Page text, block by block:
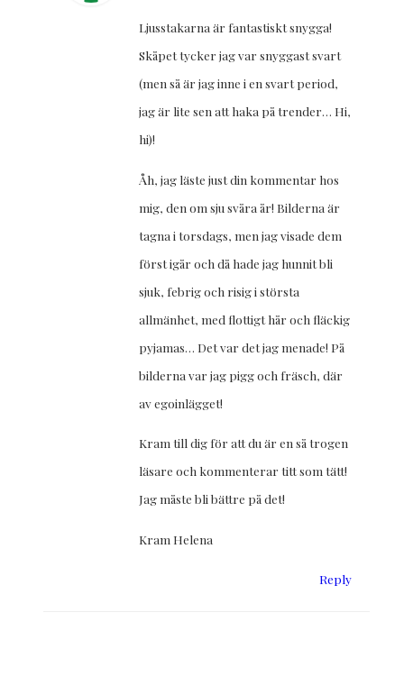
Ljusstakarna är fantastiskt snygga!
Skåpet tycker jag var snyggast svart
(men så är jag inne i en svart period,
jag är lite sen att haka på trender… Hi,
hi)!
Åh, jag läste just din kommentar hos
mig, den om sju svåra år! Bilderna är
tagna i torsdags, men jag visade dem
först igår och då hade jag hunnit bli
sjuk, febrig och risig i största
allmänhet, med flottigt hår och fläckig
pyjamas… Det var det jag menade! På
bilderna var jag pigg och fräsch, där
av egoinlägget!
Kram till dig för att du är en så trogen
läsare och kommenterar titt som tätt!
Jag måste bli bättre på det!
Kram Helena
Reply